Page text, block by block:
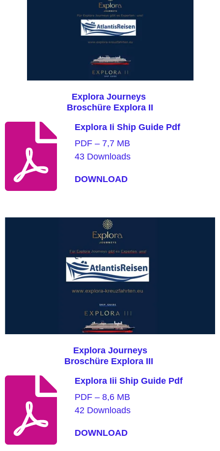
Explora Journeys
Broschüre Explora II
Explora Ii Ship Guide Pdf
PDF – 7,7 MB
43 Downloads
DOWNLOAD
Explora Journeys
Broschüre Explora III
Explora Iii Ship Guide Pdf
PDF – 8,6 MB
42 Downloads
DOWNLOAD